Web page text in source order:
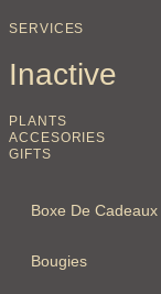
SERVICES
Inactive
PLANTS
ACCESORIES
GIFTS
Boxe De Cadeaux
Bougies